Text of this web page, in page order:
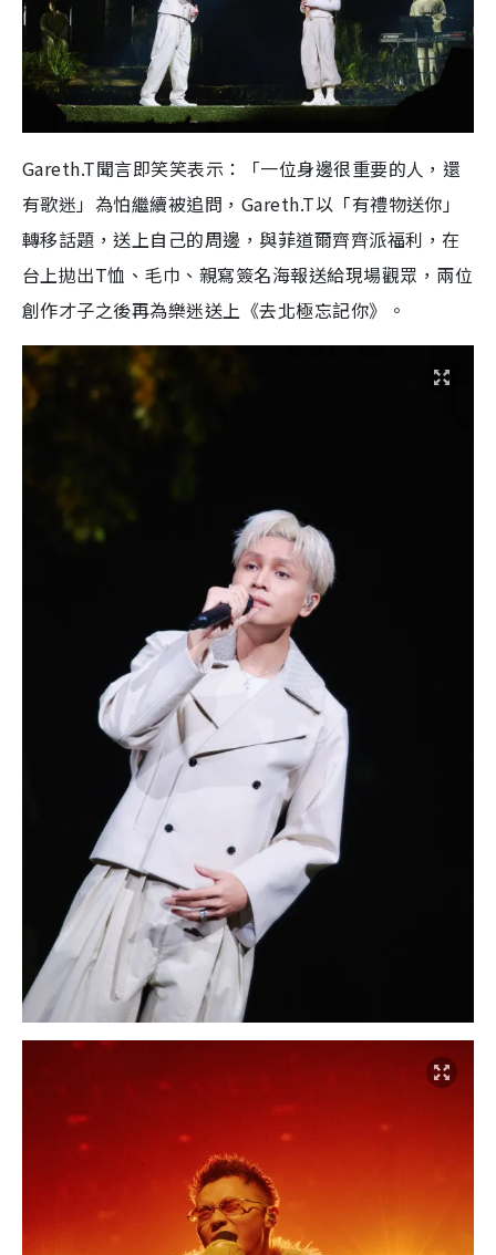
Gareth.T聞言即笑笑表示：「一位身邊很重要的人，還
有歌迷」為怕繼續被追問，Gareth.T以「有禮物送你」
轉移話題，送上自己的周邊，與菲道爾齊齊派福利，在
台上拋出T恤、毛巾、親寫簽名海報送給現場觀眾，兩位
創作才子之後再為樂迷送上《去北極忘記你》。